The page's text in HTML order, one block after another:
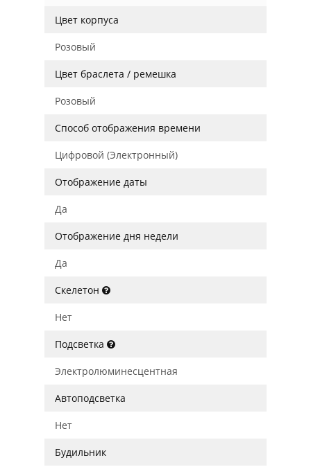
Цвет корпуса
Розовый
Цвет браслета / ремешка
Розовый
Способ отображения времени
Цифровой (Электронный)
Отображение даты
Да
Отображение дня недели
Да
Скелетон
Нет
Подсветка
Электролюминесцентная
Автоподсветка
Нет
Будильник